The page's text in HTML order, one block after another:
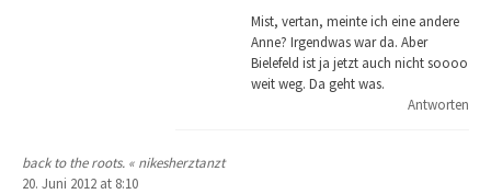
Mist, vertan, meinte ich eine andere
Anne? Irgendwas war da. Aber
Bielefeld ist ja jetzt auch nicht soooo
weit weg. Da geht was.
Antworten
back to the roots. « nikesherztanzt
20. Juni 2012 at 8:10